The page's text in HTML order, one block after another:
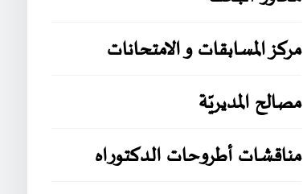
مركز المسابقات و الامتحانات
مصالح المديريّة
مناقشات أطروحات الدكتوراه